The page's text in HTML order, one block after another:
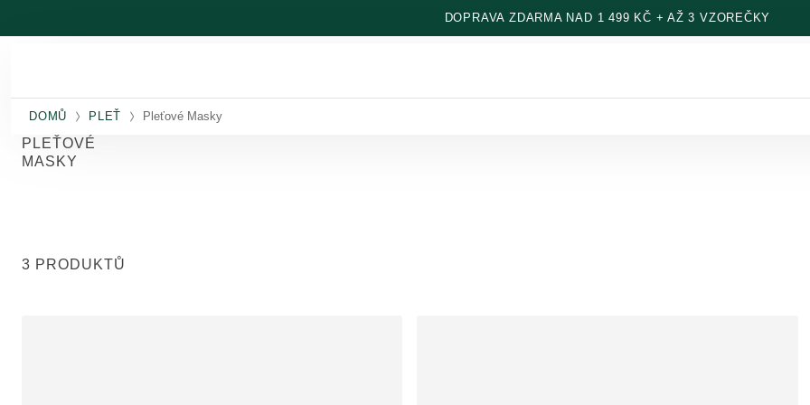
DOPRAVA ZDARMA NAD 1 499 KČ + AŽ 3 VZOREČKY
DOMŮ PLEŤ Pleťové Masky
PLEŤOVÉ
MASKY
3 PRODUKTŮ